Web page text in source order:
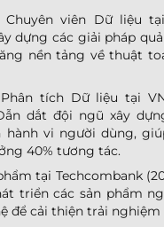
viên Dữ liệu
dựng các giải pháp
nền tảng về thuật
tích Dữ liệu tại
dắt đội ngũ xây
hành vi người dùng,
40% tương tác.
tại Techcombank
triển các sản phẩm
để cải thiện trải nghiệm